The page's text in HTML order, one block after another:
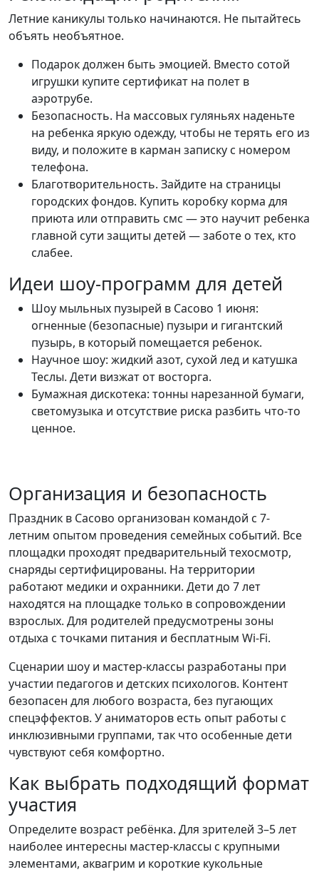
Летние каникулы только начинаются. Не пытайтесь
объять необъятное.
Подарок должен быть эмоцией. Вместо сотой
игрушки купите сертификат на полет в
аэротрубе.
Безопасность. На массовых гуляньях наденьте
на ребенка яркую одежду, чтобы не терять его из
виду, и положите в карман записку с номером
телефона.
Благотворительность. Зайдите на страницы
городских фондов. Купить коробку корма для
приюта или отправить смс — это научит ребенка
главной сути защиты детей — заботе о тех, кто
слабее.
Идеи шоу-программ для детей
Шоу мыльных пузырей в Сасово 1 июня:
огненные (безопасные) пузыри и гигантский
пузырь, в который помещается ребенок.
Научное шоу: жидкий азот, сухой лед и катушка
Теслы. Дети визжат от восторга.
Бумажная дискотека: тонны нарезанной бумаги,
светомузыка и отсутствие риска разбить что-то
ценное.
Организация и безопасность
Праздник в Сасово организован командой с 7-
летним опытом проведения семейных событий. Все
площадки проходят предварительный техосмотр,
снаряды сертифицированы. На территории
работают медики и охранники. Дети до 7 лет
находятся на площадке только в сопровождении
взрослых. Для родителей предусмотрены зоны
отдыха с точками питания и бесплатным Wi-Fi.
Сценарии шоу и мастер-классы разработаны при
участии педагогов и детских психологов. Контент
безопасен для любого возраста, без пугающих
спецэффектов. У аниматоров есть опыт работы с
инклюзивными группами, так что особенные дети
чувствуют себя комфортно.
Как выбрать подходящий формат
участия
Определите возраст ребёнка. Для зрителей 3–5 лет
наиболее интересны мастер-классы с крупными
элементами, аквагрим и короткие кукольные